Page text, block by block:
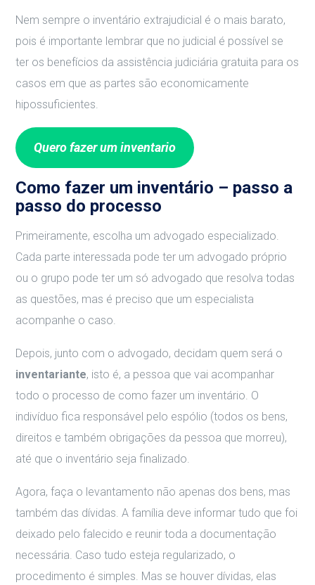
Nem sempre o inventário extrajudicial é o mais barato,
pois é importante lembrar que no judicial é possível se
ter os benefícios da assistência judiciária gratuita para os
casos em que as partes são economicamente
hipossuficientes.
Quero fazer um inventario
Como fazer um inventário – passo a
passo do processo
Primeiramente, escolha um advogado especializado.
Cada parte interessada pode ter um advogado próprio
ou o grupo pode ter um só advogado que resolva todas
as questões, mas é preciso que um especialista
acompanhe o caso.
Depois, junto com o advogado, decidam quem será o
inventariante, isto é, a pessoa que vai acompanhar
todo o processo de como fazer um inventário. O
indivíduo fica responsável pelo espólio (todos os bens,
direitos e também obrigações da pessoa que morreu),
até que o inventário seja finalizado.
Agora, faça o levantamento não apenas dos bens, mas
também das dívidas. A família deve informar tudo que foi
deixado pelo falecido e reunir toda a documentação
necessária. Caso tudo esteja regularizado, o
procedimento é simples. Mas se houver dívidas, elas